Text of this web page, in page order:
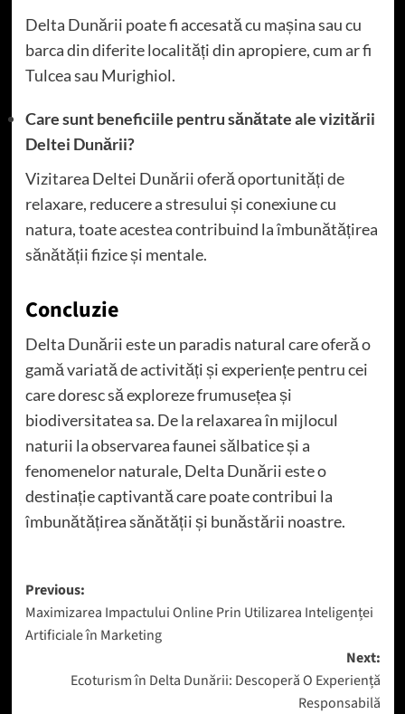
Delta Dunării poate fi accesată cu mașina sau cu
barca din diferite localități din apropiere, cum ar fi
Tulcea sau Murighiol.
Care sunt beneficiile pentru sănătate ale vizitării
Deltei Dunării?
Vizitarea Deltei Dunării oferă oportunități de
relaxare, reducere a stresului și conexiune cu
natura, toate acestea contribuind la îmbunătățirea
sănătății fizice și mentale.
Concluzie
Delta Dunării este un paradis natural care oferă o
gamă variată de activități și experiențe pentru cei
care doresc să exploreze frumusețea și
biodiversitatea sa. De la relaxarea în mijlocul
naturii la observarea faunei sălbatice și a
fenomenelor naturale, Delta Dunării este o
destinație captivantă care poate contribui la
îmbunătățirea sănătății și bunăstării noastre.
Post
navigation
Previous:
Maximizarea Impactului Online Prin Utilizarea Inteligenței
Artificiale în Marketing
Next:
Ecoturism în Delta Dunării: Descoperă O Experiență
Responsabilă